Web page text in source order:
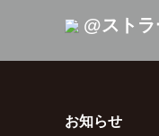
@スト
お知らせ